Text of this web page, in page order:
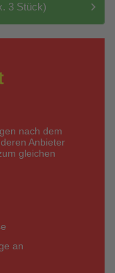
3 Stück)
nach dem
Anbieter
gleichen
an